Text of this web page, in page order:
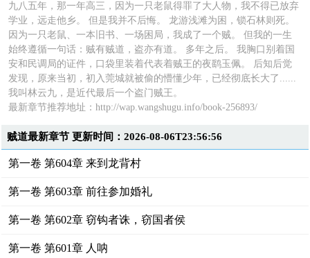
九八五年，那一年高三，因为一只老鼠得罪了大人物，我不得已放弃
学业，远走他乡。 但是我并不后悔。 龙游浅滩为困，锁石林则死。
因为一只老鼠、一本旧书、一场困局，我成了一个贼。 但我的一生
始终遵循一句话：贼有贼道，盗亦有道。 多年之后。 我胸口别着国
安和民调局的证件，口袋里装着代表着贼王的夜鹞玉佩。 后知后觉
发现，原来当初，初入莞城就被偷的懵懂少年，已经彻底长大了......
我叫林云九，是近代最后一个盗门贼王。
最新章节推荐地址：http://wap.wangshugu.info/book-256893/
贼道最新章节 更新时间：2026-08-06T23:56:56
第一卷 第604章 来到龙背村
第一卷 第603章 前往参加婚礼
第一卷 第602章 窃钩者诛，窃国者侯
第一卷 第601章 人呐